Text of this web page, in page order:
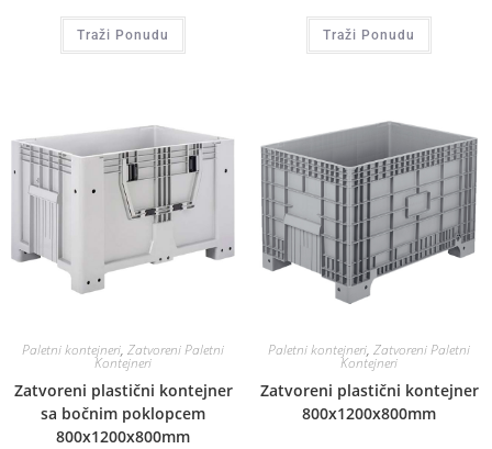
Traži Ponudu Traži Ponudu
Paletni kontejneri, Zatvoreni Paletni
Kontejneri
Zatvoreni plastični kontejner
sa bočnim poklopcem
800x1200x800mm
Paletni kontejneri, Zatvoreni Paletni
Kontejneri
Zatvoreni plastični kontejner
800x1200x800mm